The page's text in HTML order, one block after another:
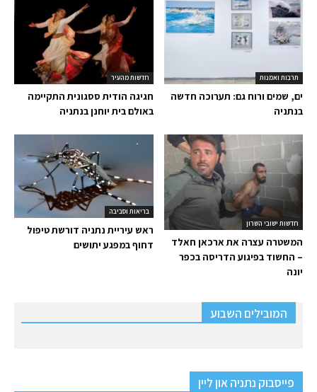
חדשות מהעיר
חגיגה הודית ססגונית התקיימה
באולם בית יוחנן בנתניה
תרבות ואמנות
ים, שמים ורוח גם: תערוכה חדשה
בנתניה
בריאות וסביבה
ראש עיריית נתניה דורשת טיפול
דחוף במפגע יתושים
חדשות ישובי השרון
המשטרה עצרה את ארכאן חאלד
– החשוד בפיגוע הדריסה בכפר
יונה
המובילים השבוע
פייסבוק נתניה און ליין